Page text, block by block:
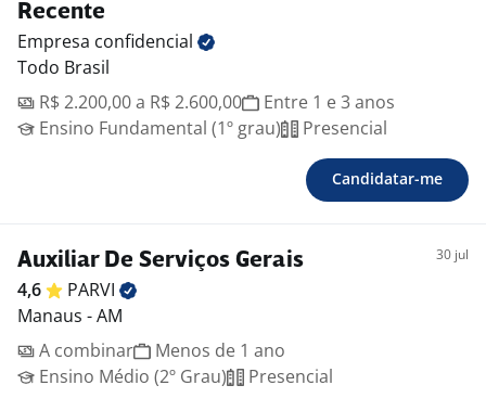
Recente
Empresa confidencial
Todo Brasil
R$ 2.200,00 a R$ 2.600,00
Entre 1 e 3 anos
Ensino Fundamental (1º grau)
Presencial
Candidatar-me
Auxiliar De Serviços Gerais 30 jul
4,6
PARVI
Manaus - AM
A combinar
Menos de 1 ano
Ensino Médio (2º Grau)
Presencial